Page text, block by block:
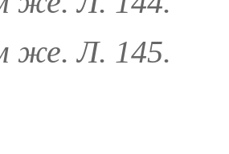
же. Л. 145.